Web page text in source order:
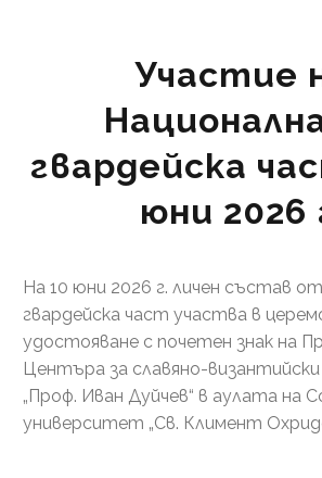
Участие
гвардейска
юни 2026
На 10 юни 2026 г. личен състав
гвардейска част участва в
удостояване с почетен знак на
Центъра за славяно-византийски
„Проф. Иван Дуйчев“ в аулата на
университет „Св. Климент